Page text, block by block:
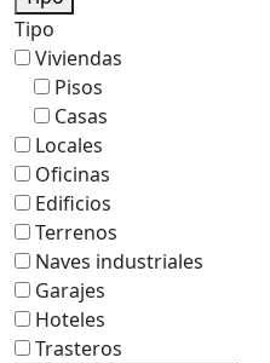
Tipo
Viviendas
Pisos
Casas
Locales
Oficinas
Edificios
Terrenos
Naves industriales
Garajes
Hoteles
Trasteros